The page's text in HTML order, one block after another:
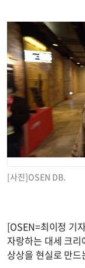
[사진]OSEN DB.
[OSEN=최이정 기
자랑하는 대세 크리
상상을 현실로 만